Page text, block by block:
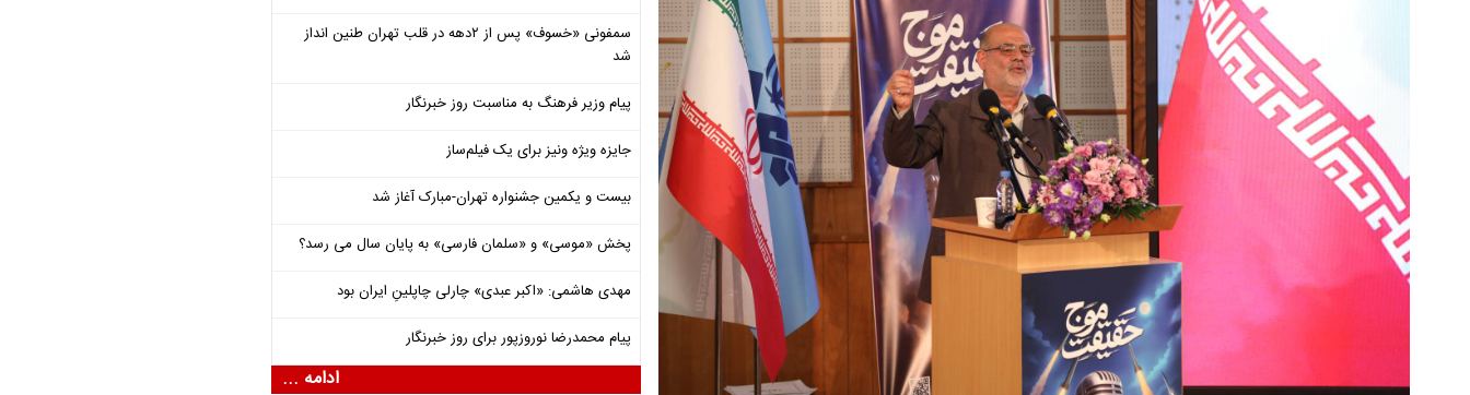
سمفونی «خسوف» پس از ۲دهه در قلب تهران طنین انداز
شد
پیام وزیر فرهنگ به مناسبت روز خبرنگار
جایزه ویژه ونیز برای یک فیلم‌ساز
بیست و یکمین جشنواره تهران-مبارک آغاز شد
پخش «موسی» و «سلمان فارسی» به پایان سال می رسد؟
مهدی هاشمی: «اکبر عبدی» چارلی چاپلینِ ایران بود
پیام محمدرضا نوروزپور برای روز خبرنگار
ادامه ...